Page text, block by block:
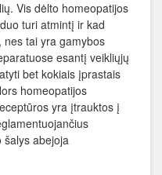
Vis dėlto homeopatijos
turi atmintį ir kad
nes tai yra gamybos
esantį veikliųjų
bet kokiais įprastais
homeopatijos
yra įtrauktos į
abejoja